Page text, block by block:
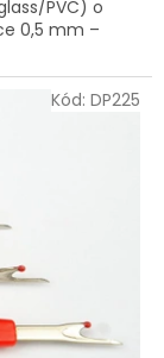
PVC) o
0,5 mm –
Kód: DP225